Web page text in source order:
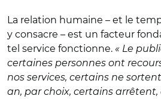
La relation humaine – et le
y consacre – est un facteur
tel service fonctionne. « Le
certaines personnes ont
nos services, certains ne
an, par choix, certains arrêtent,